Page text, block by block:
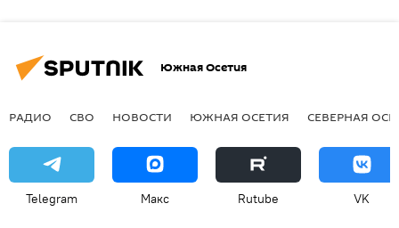
Южная Осетия
РАДИО СВО НОВОСТИ ЮЖНАЯ ОСЕТИЯ СЕВЕРНАЯ
Telegram Макс Rutube VK